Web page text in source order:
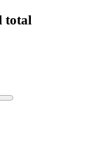
total